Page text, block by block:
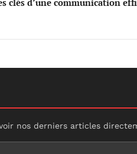
nos derniers articles